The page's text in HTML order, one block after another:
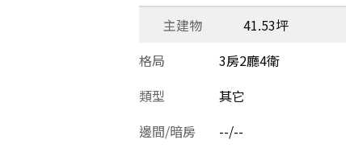
主建物
41.53坪
格局
3房2廳4衛
類型
其它
邊間/暗房
--/--